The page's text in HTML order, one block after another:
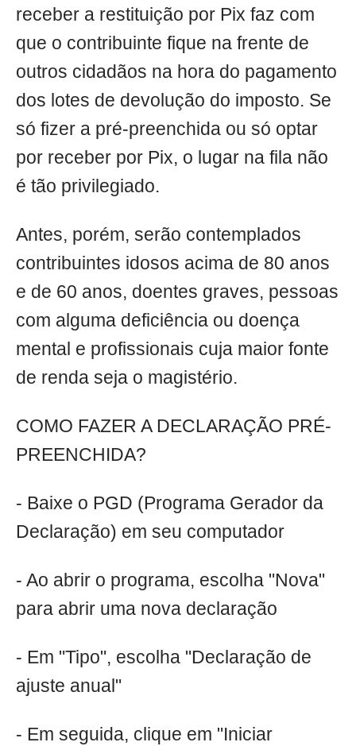
receber a restituição por Pix faz com
que o contribuinte fique na frente de
outros cidadãos na hora do pagamento
dos lotes de devolução do imposto. Se
só fizer a pré-preenchida ou só optar
por receber por Pix, o lugar na fila não
é tão privilegiado.
Antes, porém, serão contemplados
contribuintes idosos acima de 80 anos
e de 60 anos, doentes graves, pessoas
com alguma deficiência ou doença
mental e profissionais cuja maior fonte
de renda seja o magistério.
COMO FAZER A DECLARAÇÃO PRÉ-
PREENCHIDA?
- Baixe o PGD (Programa Gerador da
Declaração) em seu computador
- Ao abrir o programa, escolha "Nova"
para abrir uma nova declaração
- Em "Tipo", escolha "Declaração de
ajuste anual"
- Em seguida, clique em "Iniciar